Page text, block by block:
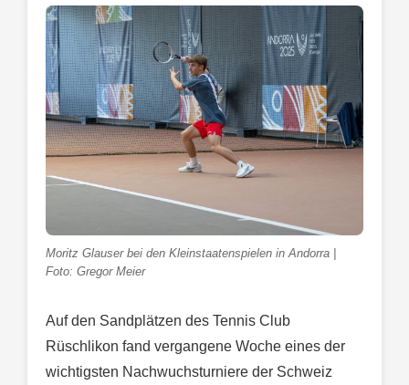
Moritz Glauser bei den Kleinstaatenspielen in Andorra |
Foto: Gregor Meier
Auf den Sandplätzen des Tennis Club
Rüschlikon fand vergangene Woche eines der
wichtigsten Nachwuchsturniere der Schweiz